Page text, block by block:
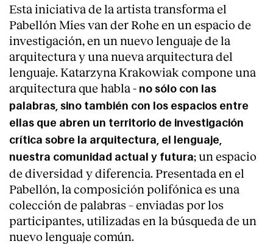
Esta iniciativa de la artista transforma el
Pabellón Mies van der Rohe en un espacio de
investigación, en un nuevo lenguaje de la
arquitectura y una nueva arquitectura del
lenguaje. Katarzyna Krakowiak compone una
arquitectura que habla - no sólo con las
palabras, sino también con los espacios entre
ellas que abren un territorio de investigación
crítica sobre la arquitectura, el lenguaje,
nuestra comunidad actual y futura; un espacio
de diversidad y diferencia. Presentada en el
Pabellón, la composición polifónica es una
colección de palabras – enviadas por los
participantes, utilizadas en la búsqueda de un
nuevo lenguaje común.